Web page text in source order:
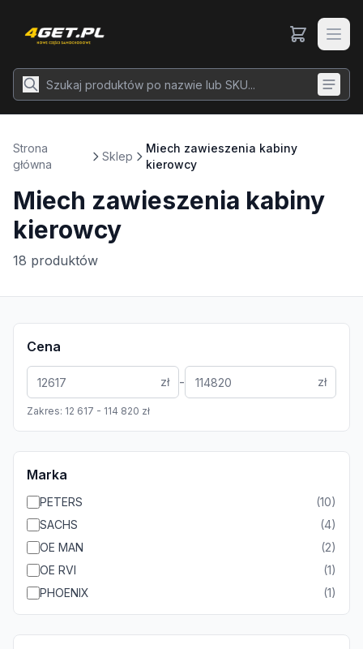
Strona
główna
Sklep
Miech zawieszenia kabiny
kierowcy
Miech zawieszenia kabiny
kierowcy
18 produktów
Cena
zł - zł
Zakres: 12 617 - 114 820 zł
Marka
PETERS (10)
SACHS
(4)
OE MAN
(2)
OE RVI
(1)
PHOENIX
(1)